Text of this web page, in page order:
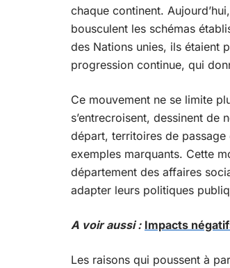
chaque continent.
bousculent les schémas
des Nations unies, ils étaient
progression continue, qui
Ce mouvement ne se limite
s’entrecroisent, dessinent
départ, territoires de passage
exemples marquants. Cette
département des affaires
adapter leurs politiques
A voir aussi : Impacts
Les raisons qui poussent à